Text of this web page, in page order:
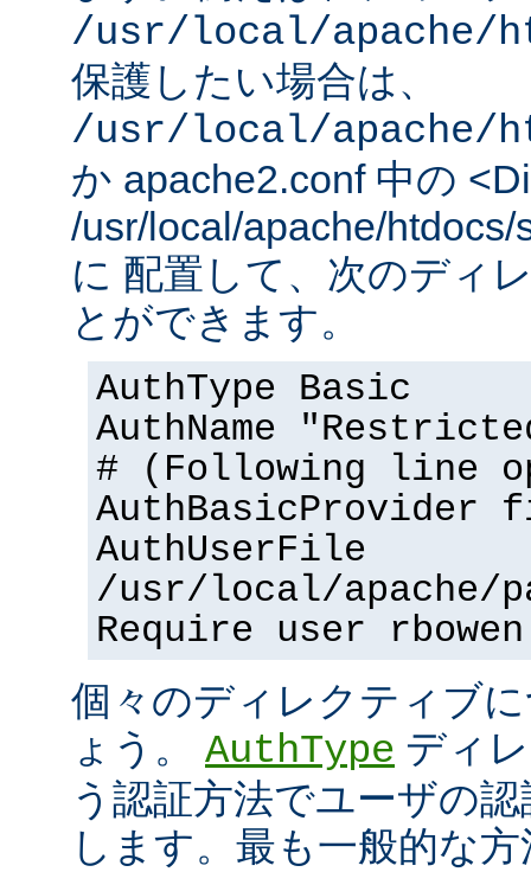
/usr/local/apache/
保護したい場合は、
/usr/local/apache/
か apache2.conf 中の
/usr/local/apache/
に 配置して、次のディ
とができます。
AuthType Basic
AuthName
# (Following line
AuthBasicProvider
AuthUserFile
/usr/local/apache/
Require user rbowen
個々のディレクティブ
ょう。 AuthType ディ
う認証方法でユーザの
します。最も一般的な